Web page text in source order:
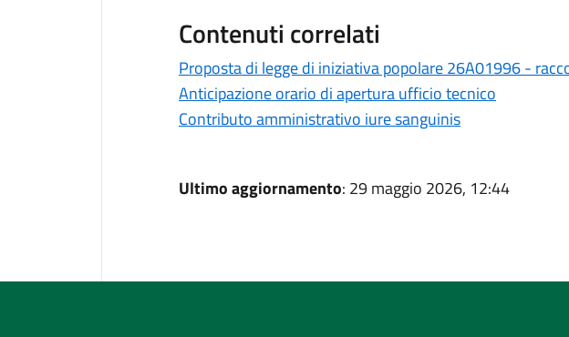
Contenuti correlati
Proposta di legge di iniziativa popolare 26A01996 -
Anticipazione orario di apertura ufficio tecnico
Contributo amministrativo iure sanguinis
Ultimo aggiornamento: 29 maggio 2026, 12:44